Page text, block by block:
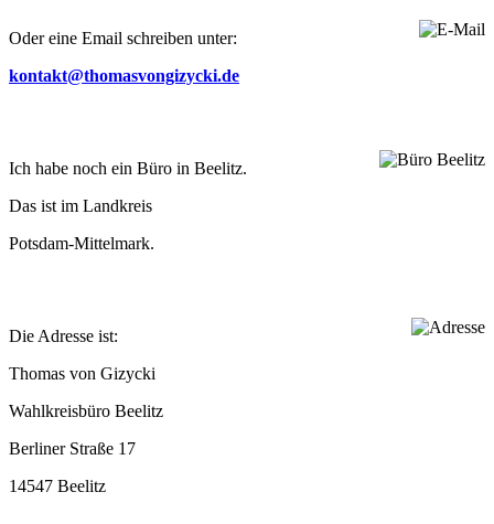
Oder eine Email schrei­ben unter:
kontakt@thomasvongizycki.de
Ich habe noch ein Büro in Beelitz.
Das ist im Landkreis
Pots­dam-Mit­tel­mark.
Die Adresse ist:
Tho­mas von Gizycki
Wahl­kreis­büro Beelitz
Ber­li­ner Straße 17
14547 Beelitz